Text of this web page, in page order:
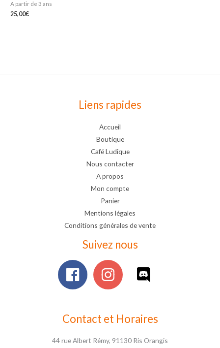
A partir de 3 ans
25,00€
Liens rapides
Accueil
Boutique
Café Ludique
Nous contacter
A propos
Mon compte
Panier
Mentions légales
Conditions générales de vente
Suivez nous
Contact et Horaires
44 rue Albert Rémy, 91130 Ris Orangis